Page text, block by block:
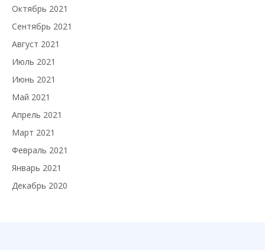
Октябрь 2021
Сентябрь 2021
Август 2021
Июль 2021
Июнь 2021
Май 2021
Апрель 2021
Март 2021
Февраль 2021
Январь 2021
Декабрь 2020